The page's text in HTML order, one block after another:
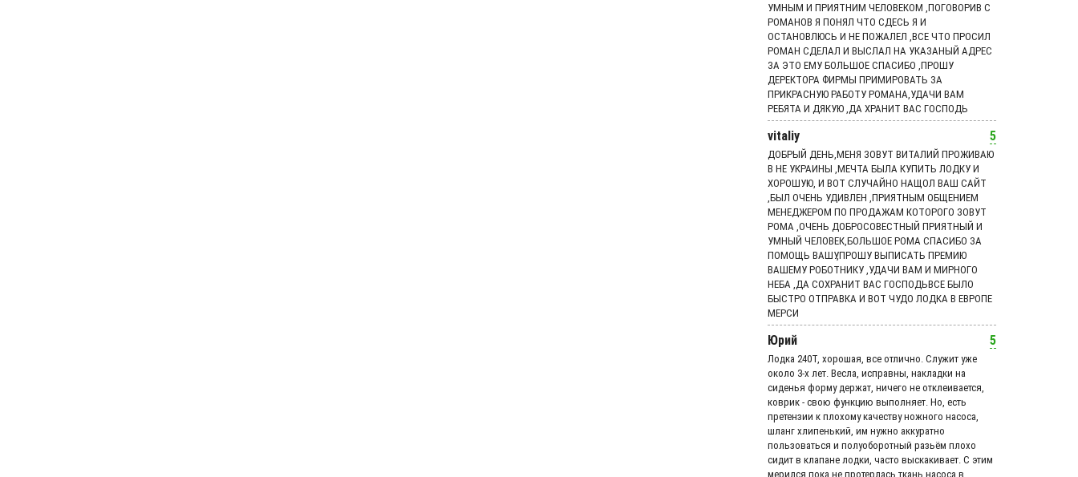
УМНЫМ И ПРИЯТНИМ ЧЕЛОВЕКОМ ,ПОГОВОРИВ С
РОМАНОВ Я ПОНЯЛ ЧТО СДЕСЬ Я И
ОСТАНОВЛЮСЬ И НЕ ПОЖАЛЕЛ ,ВСЕ ЧТО ПРОСИЛ
РОМАН СДЕЛАЛ И ВЫСЛАЛ НА УКАЗАНЫЙ АДРЕС
ЗА ЭТО ЕМУ БОЛЬШОЕ СПАСИБО ,ПРОШУ
ДЕРЕКТОРА ФИРМЫ ПРИМИРОВАТЬ ЗА
ПРИКРАСНУЮ РАБОТУ РОМАНА,УДАЧИ ВАМ
РЕБЯТА И ДЯКУЮ ,ДА ХРАНИТ ВАС ГОСПОДЬ
vitaliy 5
ДОБРЫЙ ДЕНЬ,МЕНЯ ЗОВУТ ВИТАЛИЙ ПРОЖИВАЮ
В НЕ УКРАИНЫ ,МЕЧТА БЫЛА КУПИТЬ ЛОДКУ И
ХОРОШУЮ, И ВОТ СЛУЧАЙНО НАЩОЛ ВАШ САЙТ
,БЫЛ ОЧЕНЬ УДИВЛЕН ,ПРИЯТНЫМ ОБЩЕНИЕМ
МЕНЕДЖЕРОМ ПО ПРОДАЖАМ КОТОРОГО ЗОВУТ
РОМА ,ОЧЕНЬ ДОБРОСОВЕСТНЫЙ ПРИЯТНЫЙ И
УМНЫЙ ЧЕЛОВЕК,БОЛЬШОЕ РОМА СПАСИБО ЗА
ПОМОЩЬ ВАШУ,ПРОШУ ВЫПИСАТЬ ПРЕМИЮ
ВАШЕМУ РОБОТНИКУ ,УДАЧИ ВАМ И МИРНОГО
НЕБА ,ДА СОХРАНИТ ВАС ГОСПОДЬВСЕ БЫЛО
БЫСТРО ОТПРАВКА И ВОТ ЧУДО ЛОДКА В ЕВРОПЕ
МЕРСИ
Юрий 5
Лодка 240Т, хорошая, все отлично. Служит уже
около 3-х лет. Весла, исправны, накладки на
сиденья форму держат, ничего не отклеивается,
коврик - свою функцию выполняет. Но, есть
претензии к плохому качеству ножного насоса,
шланг хлипенький, им нужно аккуратно
пользоваться и полуоборотный разьём плохо
сидит в клапане лодки, часто выскакивает. С этим
мерился пока не протерлась ткань насоса в